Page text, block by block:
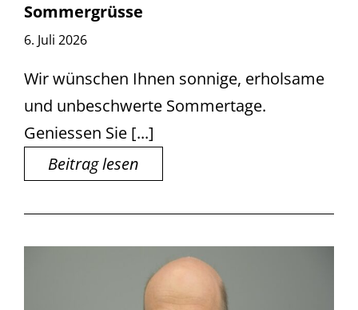
Sommergrüsse
6. Juli 2026
Wir wünschen Ihnen sonnige, erholsame
und unbeschwerte Sommertage.
Geniessen Sie [...]
Beitrag lesen